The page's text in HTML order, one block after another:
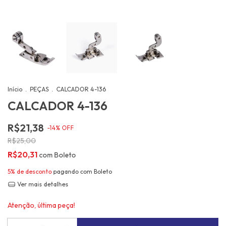
Início . PEÇAS . CALCADOR 4-136
CALCADOR 4-136
R$21,38 -14% OFF
R$25,00
R$20,31com Boleto
5% de desconto pagando com Boleto
Ver mais detalhes
Atenção, última peça!